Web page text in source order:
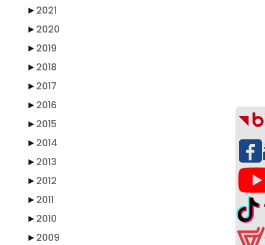
►2021
►2020
►2019
►2018
►2017
►2016
►2015
►2014
►2013
►2012
►2011
►2010
►2009